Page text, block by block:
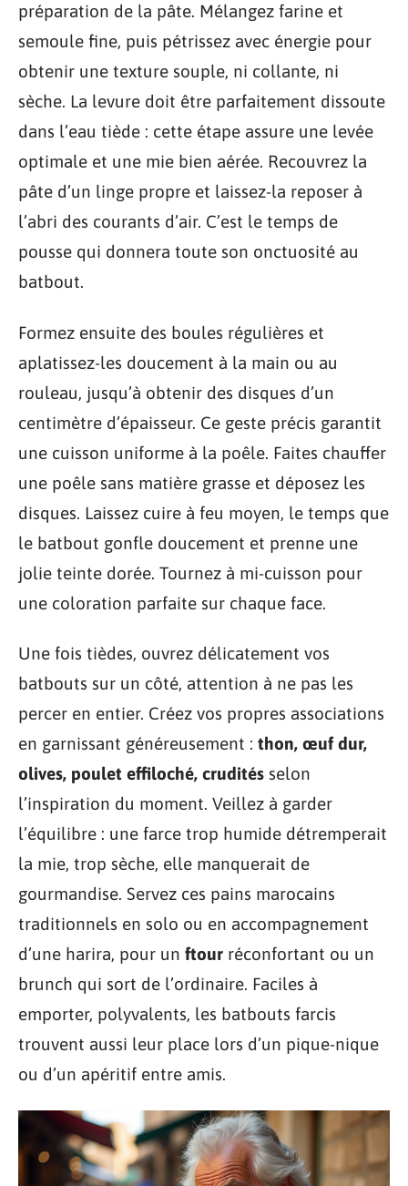
préparation de la pâte. Mélangez farine et
semoule fine, puis pétrissez avec énergie pour
obtenir une texture souple, ni collante, ni
sèche. La levure doit être parfaitement dissoute
dans l’eau tiède : cette étape assure une levée
optimale et une mie bien aérée. Recouvrez la
pâte d’un linge propre et laissez-la reposer à
l’abri des courants d’air. C’est le temps de
pousse qui donnera toute son onctuosité au
batbout.
Formez ensuite des boules régulières et
aplatissez-les doucement à la main ou au
rouleau, jusqu’à obtenir des disques d’un
centimètre d’épaisseur. Ce geste précis garantit
une cuisson uniforme à la poêle. Faites chauffer
une poêle sans matière grasse et déposez les
disques. Laissez cuire à feu moyen, le temps que
le batbout gonfle doucement et prenne une
jolie teinte dorée. Tournez à mi-cuisson pour
une coloration parfaite sur chaque face.
Une fois tièdes, ouvrez délicatement vos
batbouts sur un côté, attention à ne pas les
percer en entier. Créez vos propres associations
en garnissant généreusement : thon, œuf dur,
olives, poulet effiloché, crudités selon
l’inspiration du moment. Veillez à garder
l’équilibre : une farce trop humide détremperait
la mie, trop sèche, elle manquerait de
gourmandise. Servez ces pains marocains
traditionnels en solo ou en accompagnement
d’une harira, pour un ftour réconfortant ou un
brunch qui sort de l’ordinaire. Faciles à
emporter, polyvalents, les batbouts farcis
trouvent aussi leur place lors d’un pique-nique
ou d’un apéritif entre amis.